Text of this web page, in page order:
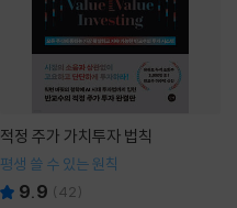
적정 주가 가치투자 법칙
평생 쓸 수 있는 원칙
9.9 (42)